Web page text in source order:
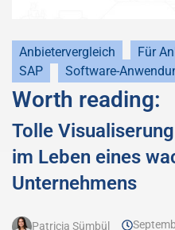
Anbietervergleich Für
SAP
Software-
Worth reading:
Tolle
im Leben eines
Unternehmens
Patricia Sümbül